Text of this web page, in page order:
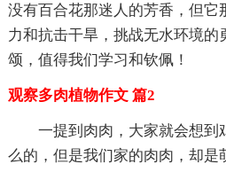
没有百合花那迷人的芳香，但它
力和抗击干旱，挑战无水环境的
颂，值得我们学习和钦佩！
观察多肉植物作文 篇2
一提到肉肉，大家就会想到
么的，但是我们家的肉肉，却是